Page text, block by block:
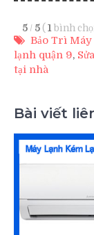
5 / 5 ( 1 bình
Bảo Trì
lạnh quận 9,
tại nhà
Bài viết